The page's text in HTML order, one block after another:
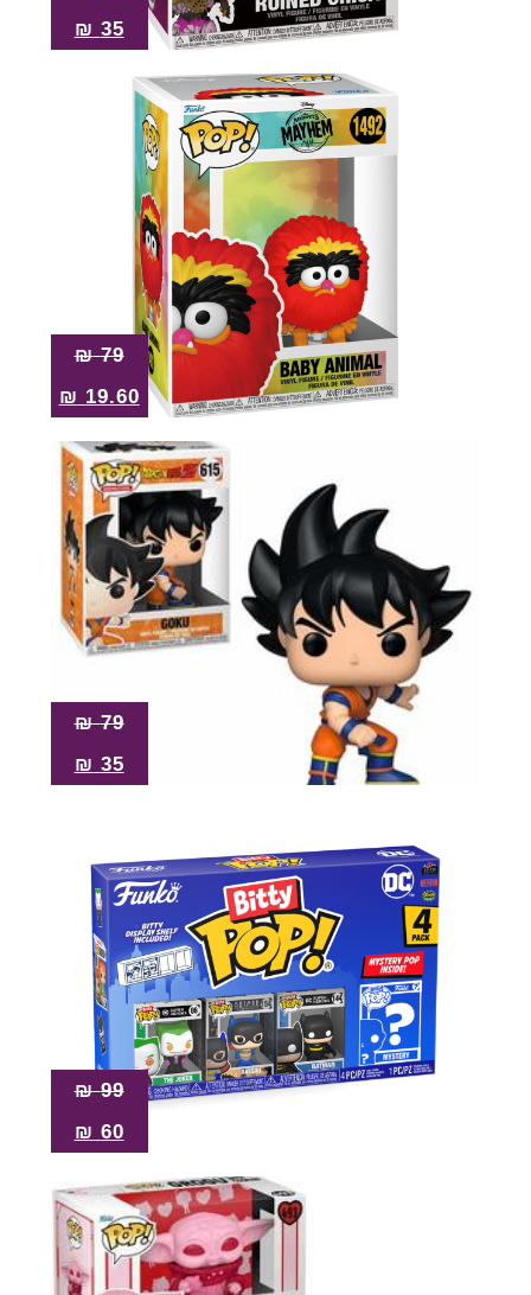
35
₪
79
₪
19.60
₪
79
₪
35
₪
99
₪
60
₪